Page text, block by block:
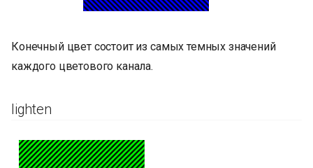
Конечный цвет состоит из самых темных значений
каждого цветового канала.
lighten